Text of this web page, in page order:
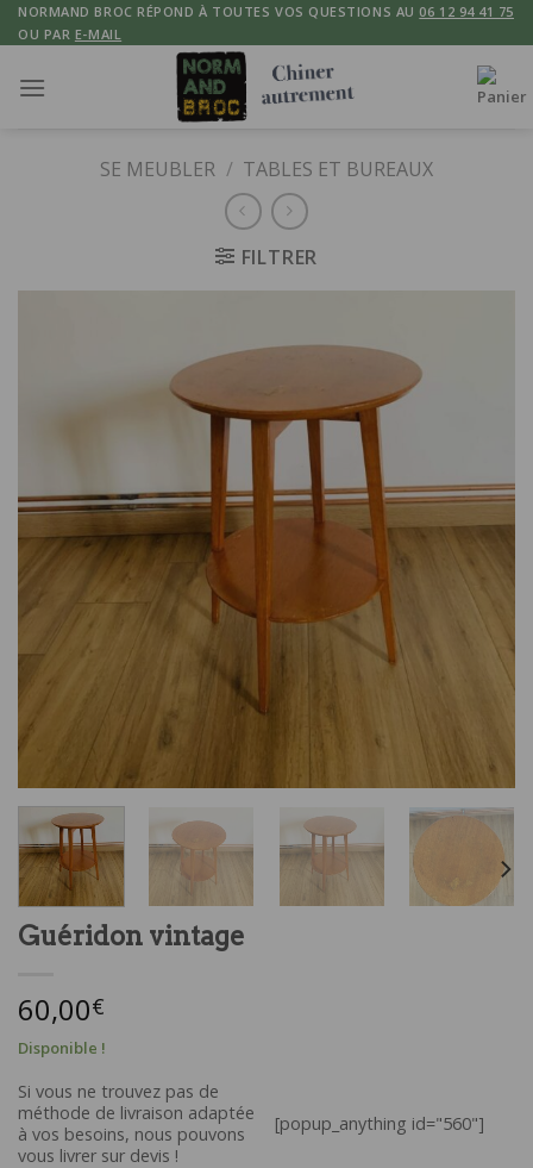
Skip
to
NORMAND BROC RÉPOND À TOUTES VOS QUESTIONS AU 06 12 94 41 75
OU PAR E-MAIL
SE MEUBLER / TABLES ET BUREAUX
FILTRER
Guéridon vintage
60,00€
Disponible !
Si vous ne trouvez pas de
méthode de livraison adaptée
à vos besoins, nous pouvons
vous livrer sur devis !
[popup_anything id="560"]